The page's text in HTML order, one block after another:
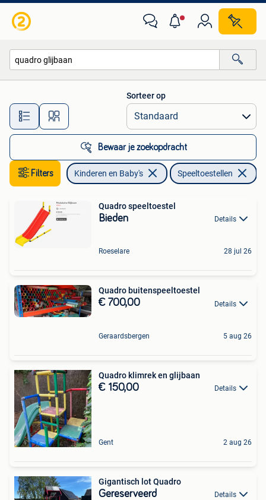
Alle afstanden…
Sorteer op
Bewaar je zoekopdracht
Filters Kinderen en Baby's Speeltoestellen
Quadro speeltoestel
Bieden Details
Roeselare 28 jul 26
Quadro buitenspeeltoestel
€ 700,00 Details
Geraardsbergen 5 aug 26
Quadro klimrek en glijbaan
€ 150,00 Details
Gent 2 aug 26
Gigantisch lot Quadro
Gereserveerd Details